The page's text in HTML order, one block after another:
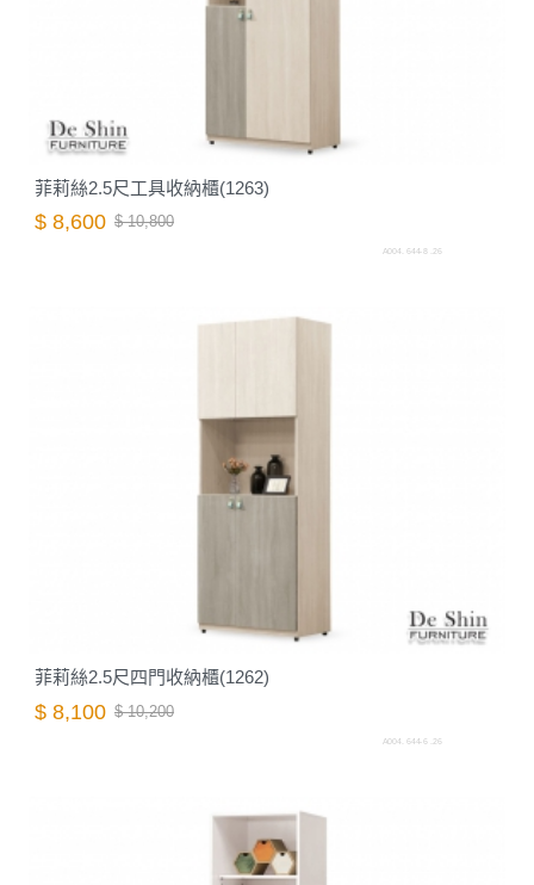
菲莉絲2.5尺工具收納櫃(1263)
$ 8,600 $ 10,800
A004. 644-8 .26
菲莉絲2.5尺四門收納櫃(1262)
$ 8,100 $ 10,200
A004. 644-6 .26